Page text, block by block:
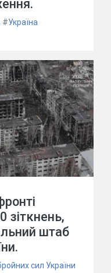
#Україна
зіткнень,
штаб
сил України